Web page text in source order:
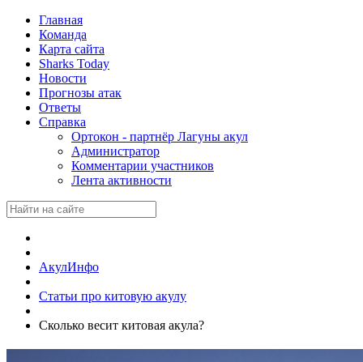
Главная
Команда
Карта сайта
Sharks Today
Новости
Прогнозы атак
Ответы
Справка
Ортокон - партнёр Лагуны акул
Администратор
Комментарии участников
Лента активности
АкулИнфо
Статьи про китовую акулу
Сколько весит китовая акула?